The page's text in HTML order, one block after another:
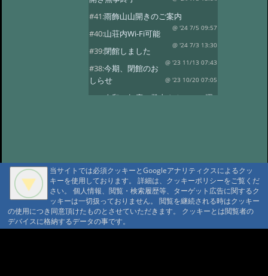
#41:雨飾山山開きのご案内
@ '24 7/5 09:57
#40:山荘内Wi-Fi可能
@ '24 7/3 13:30
#39:閉館しました
@ '23 11/13 07:43
#38:今期、閉館のお
しらせ
@ '23 10/20 07:05
#37:令和５年度 登山タクシーの運
#34:本日の雨飾温泉 @ '22 12/16 07:18
#33: 今期の営業は11/13まで
@ '22 11/3 09:34
#32:全国旅行支援
#31:14日 オープン
当サイトでは必須クッキーとGoogleアナリティクスによるクッ
キーを使用しております。 詳細は、クッキーポリシーをご覧くだ
さい。 個人情報、閲覧・検索履歴等、ターゲット広告に関するク
ッキーは一切扱っておりません。 閲覧を継続される時はクッキー
の使用につき同意頂けたものとさせていただきます。 クッキーとは閲覧者の
デバイスに格納するデータの事です。